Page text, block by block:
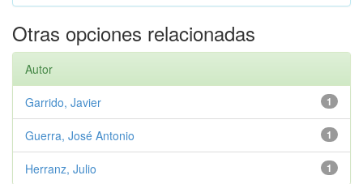
Otras opciones relacionadas
Autor
1
Garrido, Javier
1
Guerra, José Antonio
1
Herranz, Julio